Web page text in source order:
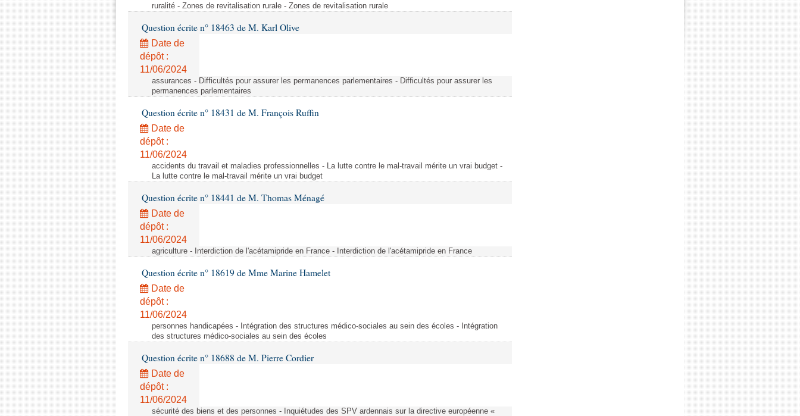
ruralité - Zones de revitalisation rurale - Zones de revitalisation rurale
Question écrite n° 18463 de M. Karl Olive
Date de
dépôt :
11/06/2024
assurances - Difficultés pour assurer les permanences parlementaires - Difficultés pour assurer les
permanences parlementaires
Question écrite n° 18431 de M. François Ruffin
Date de
dépôt :
11/06/2024
accidents du travail et maladies professionnelles - La lutte contre le mal-travail mérite un vrai budget -
La lutte contre le mal-travail mérite un vrai budget
Question écrite n° 18441 de M. Thomas Ménagé
Date de
dépôt :
11/06/2024
agriculture - Interdiction de l'acétamipride en France - Interdiction de l'acétamipride en France
Question écrite n° 18619 de Mme Marine Hamelet
Date de
dépôt :
11/06/2024
personnes handicapées - Intégration des structures médico-sociales au sein des écoles - Intégration
des structures médico-sociales au sein des écoles
Question écrite n° 18688 de M. Pierre Cordier
Date de
dépôt :
11/06/2024
sécurité des biens et des personnes - Inquiétudes des SPV ardennais sur la directive européenne «